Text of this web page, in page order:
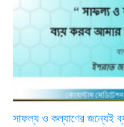
সাফল্য ও কল্যাণের জন্যেই